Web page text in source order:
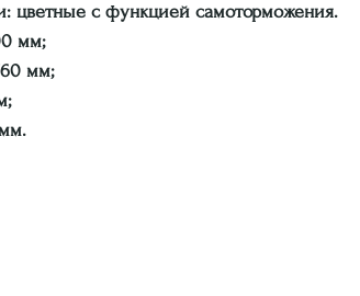
цветные с функцией самоторможения.
мм;
мм;